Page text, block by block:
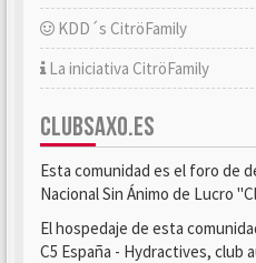
KDD´s CitröFamily
La iniciativa CitröFamily
CLUBSAXO.ES
Esta comunidad es el foro de
Nacional Sin Ánimo de Lucro
El hospedaje de esta
C5 España - Hydractives, club